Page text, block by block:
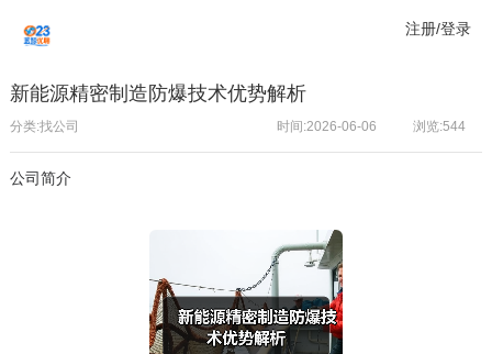
注册/登录
新能源精密制造防爆技术优势解析
分类:找公司 浏览:544
时间:2026-06-06
公司简介